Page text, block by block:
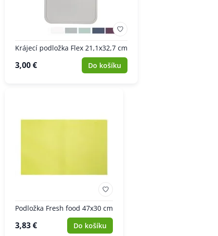
Krájecí podložka Flex 21,1x32,7 cm
3,00 € Do košíku
Podložka Fresh food 47x30 cm
3,83 € Do košíku